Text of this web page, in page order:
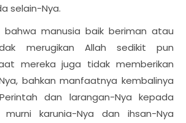
selain-Nya.
bahwa manusia baik beriman atau
merugikan Allah sedikit pun
mereka juga tidak memberikan
bahkan manfaatnya kembalinya
dan larangan-Nya kepada
karunia-Nya dan ihsan-Nya